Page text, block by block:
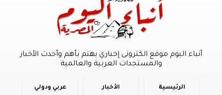
أنباء اليوم موقع الكترونى إخباري يهتم بأهم وأحدث الأخبار
والمستجدات العربية والعالمية
الرئيسية الأخبار عربي ودولي